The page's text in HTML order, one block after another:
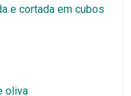
e cortada em cubos
oliva